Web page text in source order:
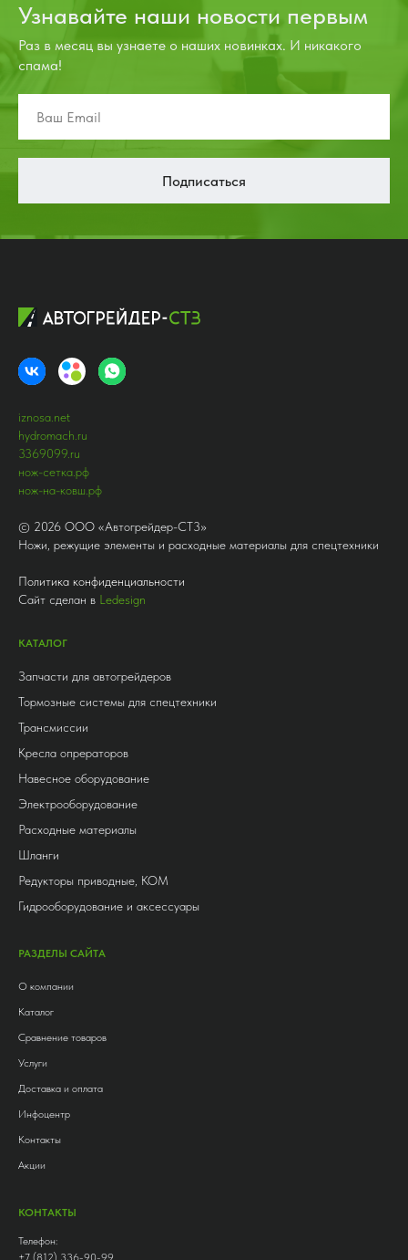
Узнавайте наши новости первым
Раз в месяц вы узнаете о наших новинках. И никакого
спама!
Подписаться
iznosa.net
hydromach.ru
3369099.ru
нож-сетка.рф
нож-на-ковш.рф
© 2026 ООО «Автогрейдер-СТ3»
Ножи, режущие элементы и расходные материалы для спецтехники
Политика конфиденциальности
Сайт сделан в Ledesign
КАТАЛОГ
Запчасти для автогрейдеров
Тормозные системы для спецтехники
Трансмиссии
Кресла опрераторов
Навесное оборудование
Электрооборудование
Расходные материалы
Шланги
Редукторы приводные, КОМ
Гидрооборудование и аксессуары
РАЗДЕЛЫ САЙТА
О компании
Каталог
Сравнение товаров
Услуги
Доставка и оплата
Инфоцентр
Контакты
Акции
КОНТАКТЫ
Телефон:
+7 (812) 336-90-99